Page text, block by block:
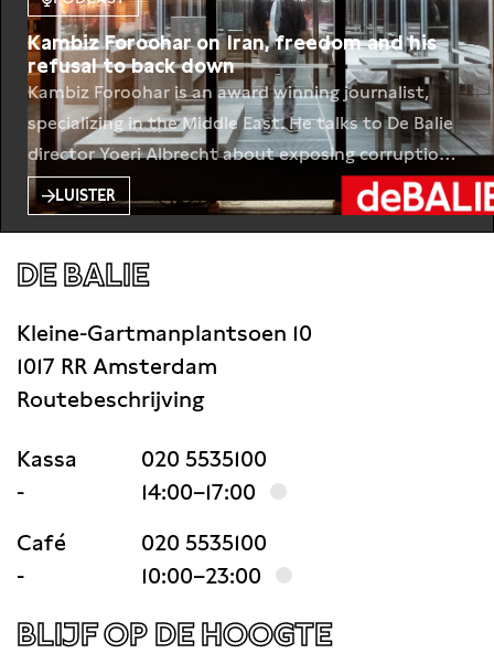
Kambiz Foroohar on Iran, freedom and his
refusal to back down
Kambiz Foroohar is an award winning journalist,
specializing in the Middle East. He talks to De Balie
director Yoeri Albrecht about exposing corruption
and nepotism in Iran, the ways in which Iran is
reminiscent of the Soviet Union, and about how he
down from their activism.
LUISTER
DE BALIE
Kleine-Gartmanplantsoen 10
1017 RR Amsterdam
Routebeschrijving
Kassa
020 5535100
-
14:00–17:00
Café
020 5535100
-
10:00–23:00
BLIJF OP DE HOOGTE